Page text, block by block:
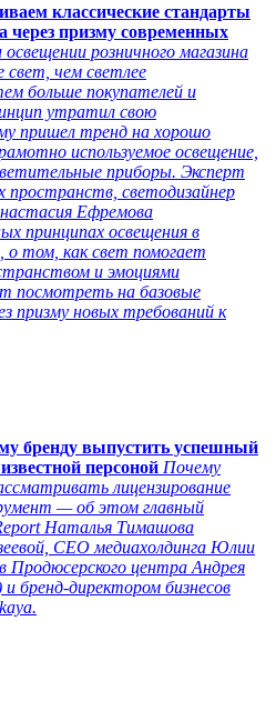
классические стандарты
через призму современных
розничного магазина
свет, чем светлее
больше покупателей и
утратил свою
пришел тренд на хорошо
используемое освещение,
приборы. Эксперт
пространств, светодизайнер
Ефремова
принципах освещения в
о том, как свет помогает
и эмоциями
посмотреть на базовые
призму новых требований к
бренду выпустить успешный
персоной Почему
лицензирование
— об этом главный
Наталья Тимашова
СЕО медиахолдинга Юлии
Продюсерского центра Андрея
и бренд-директором бизнесов